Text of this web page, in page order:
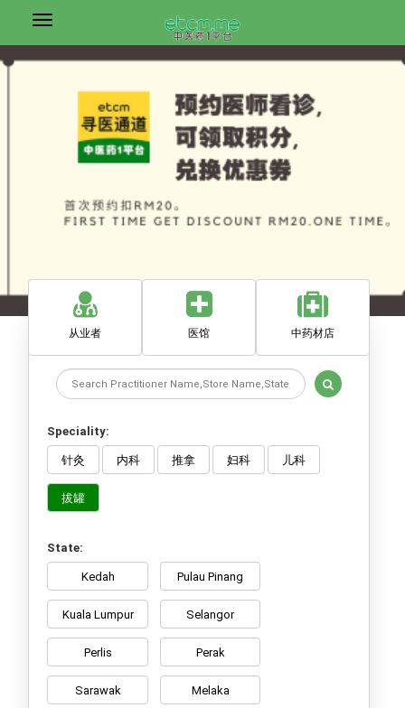
从业者 医馆 中药材店
Speciality:
针灸 内科 推拿 妇科 儿科
拔罐
State:
Kedah Pulau Pinang
Kuala Lumpur Selangor
Perlis Perak
Sarawak Melaka